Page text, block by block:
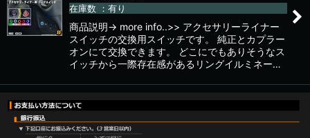
在庫数 ：有り
商品説明→ more info..>> アクセサリーライナー
スイッチの交換用スイッチです。 純正とカプラー
オンにて交換できます。 どこにでもありそうなス
イッチから一際存在感があるリングイルミネー…